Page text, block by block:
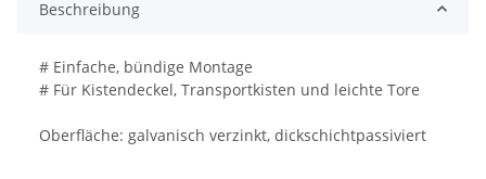
Beschreibung
# Einfache, bündige Montage
# Für Kistendeckel, Transportkisten und leichte Tore
Oberfläche: galvanisch verzinkt, dickschichtpassiviert